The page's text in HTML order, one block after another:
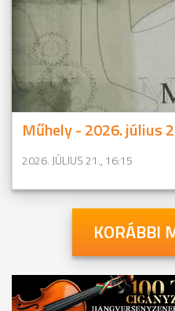
Műhely - 2026. július
2026. JÚLIUS 21., 16:15
KORÁBBI